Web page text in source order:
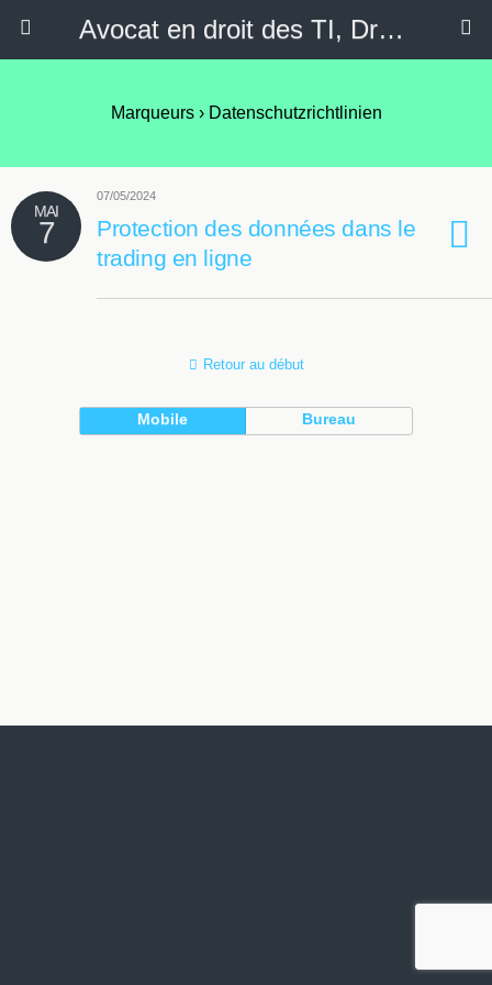
Avocat en droit des TI, Droit de l'Internet, Politique de confidentialité & Médias sociaux
Marqueurs› Datenschutzrichtlinien
MAI
7
07/05/2024
Protection des données dans le
trading en ligne
Retour au début
Mobile Bureau